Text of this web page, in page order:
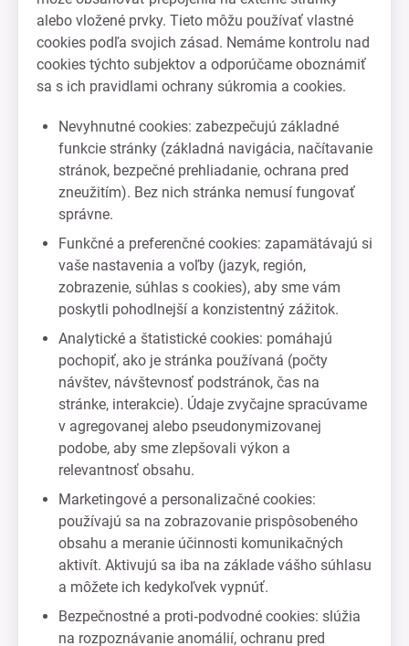
alebo vložené prvky. Tieto môžu používať vlastné
cookies podľa svojich zásad. Nemáme kontrolu nad
cookies týchto subjektov a odporúčame oboznámiť
sa s ich pravidlami ochrany súkromia a cookies.
Nevyhnutné cookies: zabezpečujú základné
funkcie stránky (základná navigácia, načítavanie
stránok, bezpečné prehliadanie, ochrana pred
zneužitím). Bez nich stránka nemusí fungovať
správne.
Funkčné a preferenčné cookies: zapamätávajú si
vaše nastavenia a voľby (jazyk, región,
zobrazenie, súhlas s cookies), aby sme vám
poskytli pohodlnejší a konzistentný zážitok.
Analytické a štatistické cookies: pomáhajú
pochopiť, ako je stránka používaná (počty
návštev, návštevnosť podstránok, čas na
stránke, interakcie). Údaje zvyčajne spracúvame
v agregovanej alebo pseudonymizovanej
podobe, aby sme zlepšovali výkon a
relevantnosť obsahu.
Marketingové a personalizačné cookies:
používajú sa na zobrazovanie prispôsobeného
obsahu a meranie účinnosti komunikačných
aktivít. Aktivujú sa iba na základe vášho súhlasu
a môžete ich kedykoľvek vypnúť.
Bezpečnostné a proti‑podvodné cookies: slúžia
na rozpoznávanie anomálií, ochranu pred